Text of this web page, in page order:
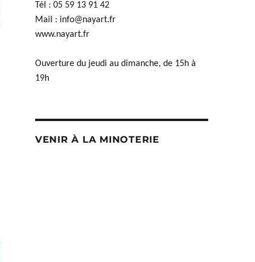
Tél : 05 59 13 91 42
Mail : info@nayart.fr
www.nayart.fr
Ouverture du jeudi au dimanche, de 15h à
19h
VENIR À LA MINOTERIE